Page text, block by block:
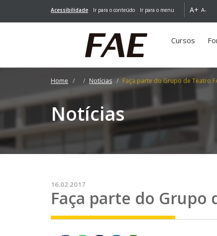
Acessibilidade Ir para o conteúdo Ir para o menu A+ A-
Cursos
Home Notícias Faça parte do Grupo de Teatro
Notícias
16.02.2017
Faça parte do Grupo